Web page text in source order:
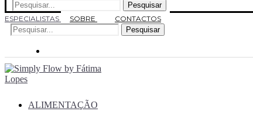
Pesquisar
ESPECIALISTAS
SOBRE
CONTACTOS
Pesquisar
ALIMENTAÇÃO